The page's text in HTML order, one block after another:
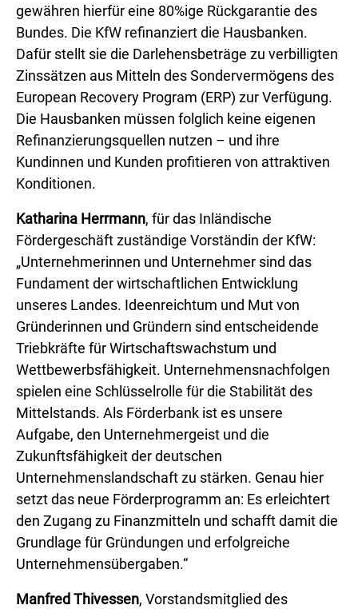
gewähren hierfür eine 80%ige Rückgarantie des
Bundes. Die KfW refinanziert die Hausbanken.
Dafür stellt sie die Darlehensbeträge zu verbilligten
Zinssätzen aus Mitteln des Sondervermögens des
European Recovery Program (ERP) zur Verfügung.
Die Hausbanken müssen folglich keine eigenen
Refinanzierungsquellen nutzen – und ihre
Kundinnen und Kunden profitieren von attraktiven
Konditionen.
Katharina Herrmann, für das Inländische
Fördergeschäft zuständige Vorständin der KfW:
„Unternehmerinnen und Unternehmer sind das
Fundament der wirtschaftlichen Entwicklung
unseres Landes. Ideenreichtum und Mut von
Gründerinnen und Gründern sind entscheidende
Triebkräfte für Wirtschaftswachstum und
Wettbewerbsfähigkeit. Unternehmensnachfolgen
spielen eine Schlüsselrolle für die Stabilität des
Mittelstands. Als Förderbank ist es unsere
Aufgabe, den Unternehmergeist und die
Zukunftsfähigkeit der deutschen
Unternehmenslandschaft zu stärken. Genau hier
setzt das neue Förderprogramm an: Es erleichtert
den Zugang zu Finanzmitteln und schafft damit die
Grundlage für Gründungen und erfolgreiche
Unternehmensübergaben.“
Manfred Thivessen, Vorstandsmitglied des